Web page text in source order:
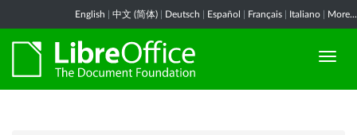
English 中文 (简体) Deutsch Español Français Italiano More...